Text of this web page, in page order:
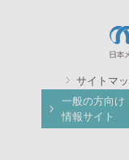
サイトマ
一般の方向け
情報サイト